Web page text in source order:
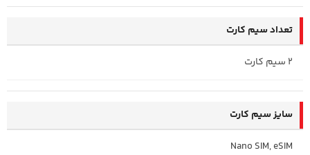
تعداد سیم کارت
2 سیم کارت
سایز سیم کارت
Nano SIM, eSIM